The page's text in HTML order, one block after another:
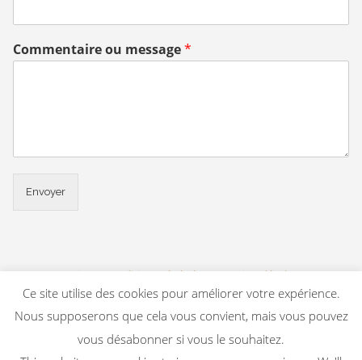
Commentaire ou message*
Envoyer
Voir nos conditions générales Mentions légales
Ce site utilise des cookies pour améliorer votre expérience.
Nous supposerons que cela vous convient, mais vous pouvez
vous désabonner si vous le souhaitez.